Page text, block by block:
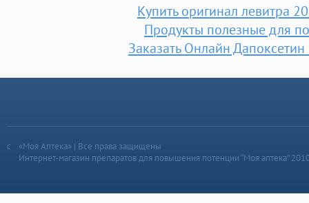
Купить оригинал левитра
Продукты полезные для
Заказать Онлайн
«Моя Аптека» | Все права защищены
Интернет-магазин препаратов для повышения потенции “Моя аптека”